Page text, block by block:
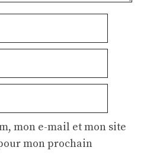
mon e-mail et mon site
mon prochain